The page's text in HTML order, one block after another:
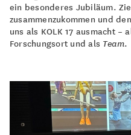
ein besonderes Jubiläum.
zusammenzukommen und
uns als KOLK 17 ausmacht –
Forschungsort und als Team.